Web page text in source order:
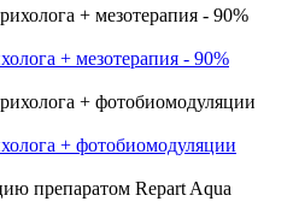
+ мезотерапия - 90%
+ фотобиомодуляции